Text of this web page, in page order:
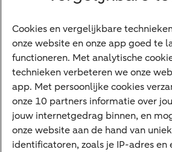
Digitale diensten
Internet Bankieren
ABN AMRO app
Tikkie
Apple Pay
Google Pay
Cookies en vergelijkbare
onze website en onze app goed te
functioneren. Met analytische
technieken verbeteren we onze
app. Met persoonlijke cookies
onze 10 partners informatie over
jouw internetgedrag binnen, en
onze website aan de hand van
identificatoren, zoals je IP-adres en